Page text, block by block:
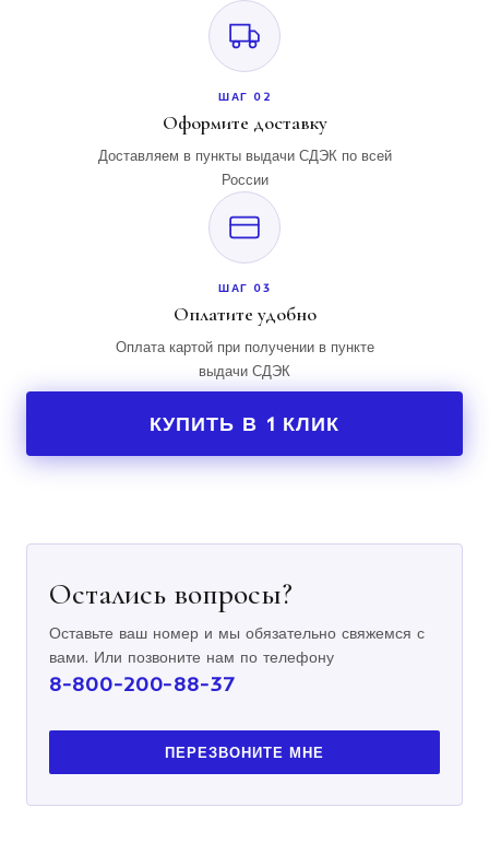
ШАГ 02
Оформите доставку
Доставляем в пункты выдачи СДЭК по всей
России
ШАГ 03
Оплатите удобно
Оплата картой при получении в пункте
выдачи СДЭК
КУПИТЬ В 1 КЛИК
Остались вопросы?
Оставьте ваш номер и мы обязательно свяжемся с
вами. Или позвоните нам по телефону
8-800-200-88-37
ПЕРЕЗВОНИТЕ МНЕ